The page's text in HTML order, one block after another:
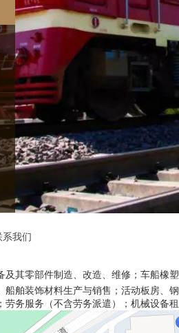
系我们
及其零部件制造、改造、维修；车船橡
船舶装饰材料生产与销售；活动板房、
劳务服务（不含劳务派遣）；机械设备